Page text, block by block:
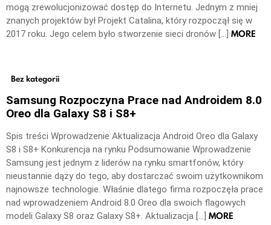
mogą zrewolucjonizować dostęp do Internetu. Jednym z mniej
znanych projektów był Projekt Catalina, który rozpoczął się w
2017 roku. Jego celem było stworzenie sieci dronów […] MORE
Bez kategorii
Samsung Rozpoczyna Prace nad Androidem 8.0
Oreo dla Galaxy S8 i S8+
Spis treści Wprowadzenie Aktualizacja Android Oreo dla Galaxy
S8 i S8+ Konkurencja na rynku Podsumowanie Wprowadzenie
Samsung jest jednym z liderów na rynku smartfonów, który
nieustannie dąży do tego, aby dostarczać swoim użytkownikom
najnowsze technologie. Właśnie dlatego firma rozpoczęła prace
nad wprowadzeniem Android 8.0 Oreo dla swoich flagowych
modeli Galaxy S8 oraz Galaxy S8+. Aktualizacja […] MORE